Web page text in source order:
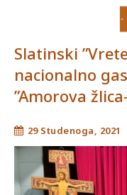
Slatinski
nacionalno
”Amorova
29 Studenoga, 2021